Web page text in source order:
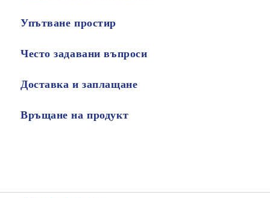
Упътване простир
Често задавани въпроси
Доставка и заплащане
Връщане на продукт